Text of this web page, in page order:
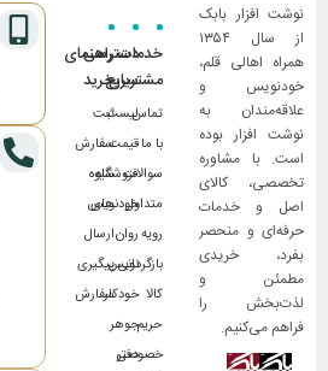
نوشت افزار بابک
از سال ۱۳۵۴
همراه اهالی قلم،
خودنویس و
علاقه‌مندان به
نوشت افزار بوده
است. با مشاوره
تخصصی، کالای
اصل و خدمات
حرفه‌ای و منحصر
بفرد، خریدی
مطمئن و
لذت‌بخش را
فراهم می‌کنیم.
خدمات
مشتریان
تماس
با ما
سوالات
متداول
رویه
بازگردانی
کالا
حریم
خصوصی
دسترسی
سریع
لیست
قیمت
فروشگاه
خودنویس
روان
نویس
خودکار
جوهر
دفتر
راهنمای
خرید
ثبت
سفارش
شیوه
های
ارسال
پیگیری
سفارش